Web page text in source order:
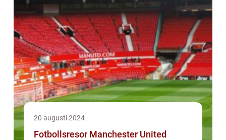
20 augusti 2024
Fotbollsresor Manchester United